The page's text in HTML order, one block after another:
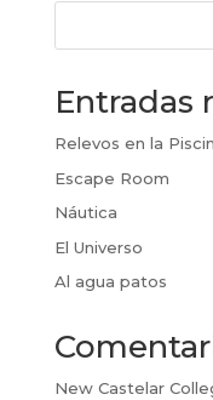
Entradas
Relevos en la
Escape Room
Náutica
El Universo
Al agua patos
New Castelar